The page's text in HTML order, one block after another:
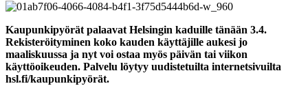
Kaupunkipyörät palaavat Helsingin kaduille tänään 3.4.
Rekisteröityminen koko kauden käyttäjille aukesi jo
maaliskuussa ja nyt voi ostaa myös päivän tai viikon
käyttöoikeuden. Palvelu löytyy uudistetuilta internetsivuilta
hsl.fi/kaupunkipyörät.